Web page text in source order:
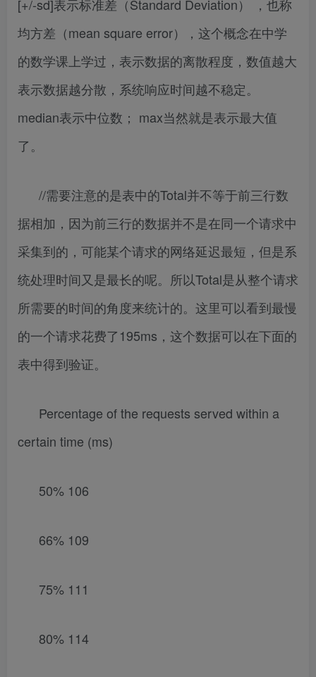
[+/-sd]表示标准差（Standard Deviation） ，也称
均方差（mean square error），这个概念在中学
的数学课上学过，表示数据的离散程度，数值越大
表示数据越分散，系统响应时间越不稳定。
median表示中位数； max当然就是表示最大值
了。
//需要注意的是表中的Total并不等于前三行数
据相加，因为前三行的数据并不是在同一个请求中
采集到的，可能某个请求的网络延迟最短，但是系
统处理时间又是最长的呢。所以Total是从整个请求
所需要的时间的角度来统计的。这里可以看到最慢
的一个请求花费了195ms，这个数据可以在下面的
表中得到验证。
Percentage of the requests served within a
certain time (ms)
50% 106
66% 109
75% 111
80% 114